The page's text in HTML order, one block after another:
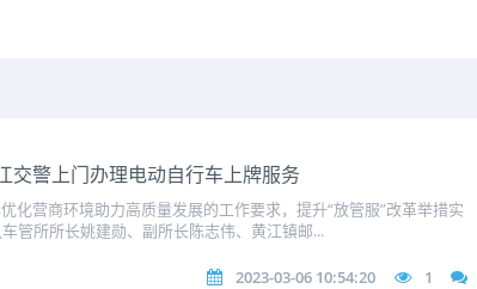
交警上门办理电动自行车上牌服务
化营商环境助力高质量发展的工作要求，提升“放管服”改革举措实
管所所长姚建勋、副所长陈志伟、黄江镇邮...
2023-03-06 10:54:20 1